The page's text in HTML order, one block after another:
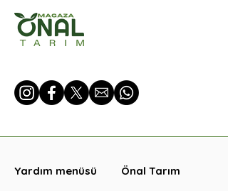
Yardım menüsü Önal Tarım